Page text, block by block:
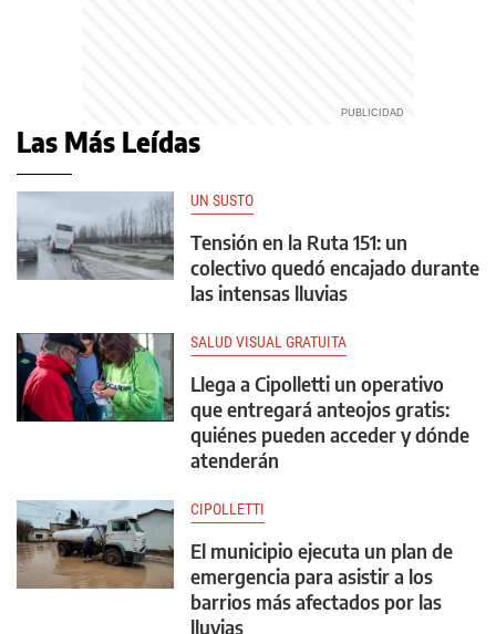
Las Más Leídas
UN SUSTO
Tensión en la Ruta 151: un
colectivo quedó encajado durante
las intensas lluvias
SALUD VISUAL GRATUITA
Llega a Cipolletti un operativo
que entregará anteojos gratis:
quiénes pueden acceder y dónde
atenderán
CIPOLLETTI
El municipio ejecuta un plan de
emergencia para asistir a los
barrios más afectados por las
lluvias